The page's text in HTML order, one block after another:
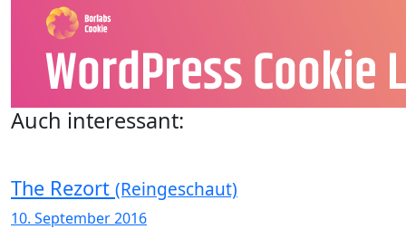
Auch interessant:
The Rezort (Reingeschaut)
10. September 2016